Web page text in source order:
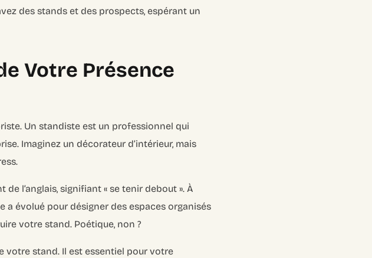
des stands et des prospects, espérant un
Votre Présence
Un standiste est un professionnel qui
Imaginez un décorateur d’intérieur, mais
de l’anglais, signifiant « se tenir debout ». À
a évolué pour désigner des espaces organisés
votre stand. Poétique, non ?
stand. Il est essentiel pour votre